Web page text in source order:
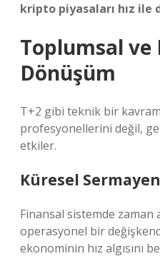
kripto piyasaları hız ile
Toplumsal ve
Dönüşüm
T+2 gibi teknik bir kavram
profesyonellerini değil,
etkiler.
Küresel
Finansal sistemde zaman
operasyonel bir
ekonominin hız algısını